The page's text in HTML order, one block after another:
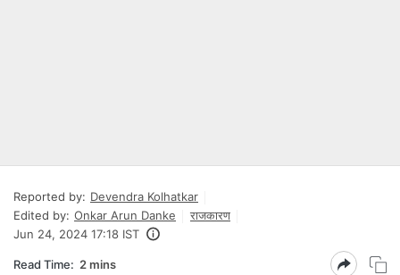
Reported by: Devendra Kolhatkar
Edited by: Onkar Arun Danke
राजकारण
Jun 24, 2024 17:18 IST
Read Time: 2 mins